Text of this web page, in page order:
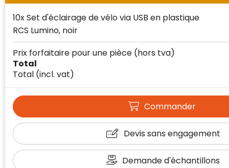
10x Set d'éclairage de vélo via USB en plastique
RCS Lumino, noir
Total
Total (incl. vat)
Prix forfaitaire pour une pièce (hors tva)
Commander
Devis sans engagement
Demande d'échantillons
Klantenbeoordelingen laten zien hoe een
website in het algemeen aan de behoeften